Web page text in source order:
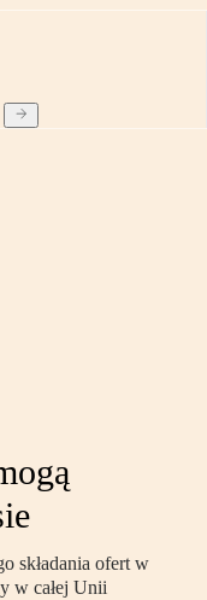
składania ofert w
w całej Unii